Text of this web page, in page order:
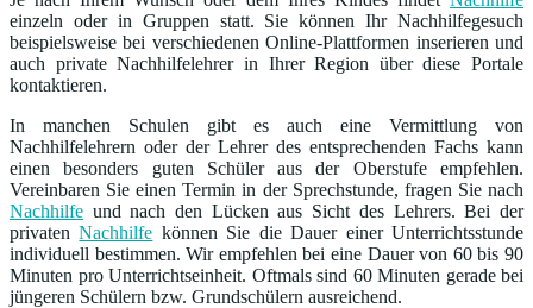
einzeln oder in Gruppen statt. Sie können Ihr Nachhilfegesuch
beispielsweise bei verschiedenen Online-Plattformen inserieren und
auch private Nachhilfelehrer in Ihrer Region über diese Portale
kontaktieren.
In manchen Schulen gibt es auch eine Vermittlung von
Nachhilfelehrern oder der Lehrer des entsprechenden Fachs kann
einen besonders guten Schüler aus der Oberstufe empfehlen.
Vereinbaren Sie einen Termin in der Sprechstunde, fragen Sie nach
Nachhilfe und nach den Lücken aus Sicht des Lehrers. Bei der
privatenNachhilfe können Sie die Dauer einer Unterrichtsstunde
individuell bestimmen. Wir empfehlen bei eine Dauer von 60 bis 90
Minuten pro Unterrichtseinheit. Oftmals sind 60 Minuten gerade bei
jüngeren Schülern bzw. Grundschülern ausreichend.